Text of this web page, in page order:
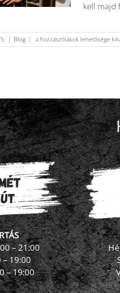
kell majd
| Blog |
Edzőtermekbe
csak
nők
járnak?
bejegyzéshez
a hozzászólások lehetősége
– 21:00
– 19:00
– 19:00